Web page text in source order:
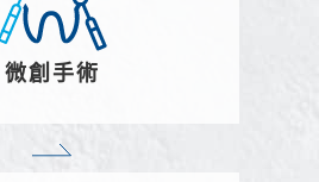
微創手術